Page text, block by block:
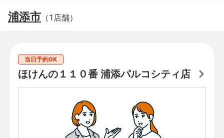
浦添市 （1店舗）
当日予約OK
ほけんの１１０番 浦添パルコシティ店